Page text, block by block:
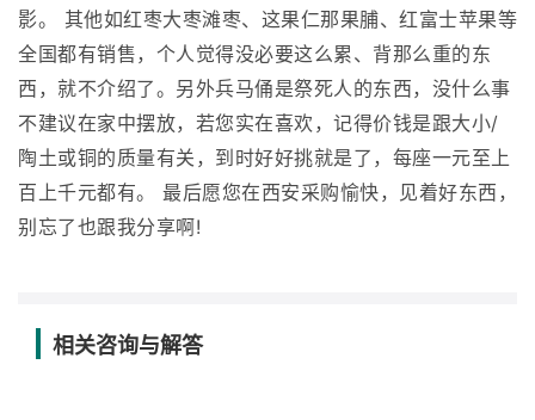
影。 其他如红枣大枣滩枣、这果仁那果脯、红富士苹果等
全国都有销售，个人觉得没必要这么累、背那么重的东
西，就不介绍了。另外兵马俑是祭死人的东西，没什么事
不建议在家中摆放，若您实在喜欢，记得价钱是跟大小/
陶土或铜的质量有关，到时好好挑就是了，每座一元至上
百上千元都有。 最后愿您在西安采购愉快，见着好东西，
别忘了也跟我分享啊!
相关咨询与解答